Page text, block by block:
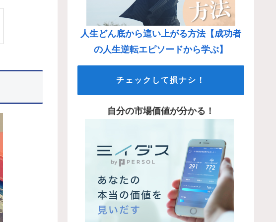
人生どん底から這い上がる方法【成功者
の人生逆転エピソードから学ぶ】
チェックして損ナシ！
自分の市場価値が分かる！